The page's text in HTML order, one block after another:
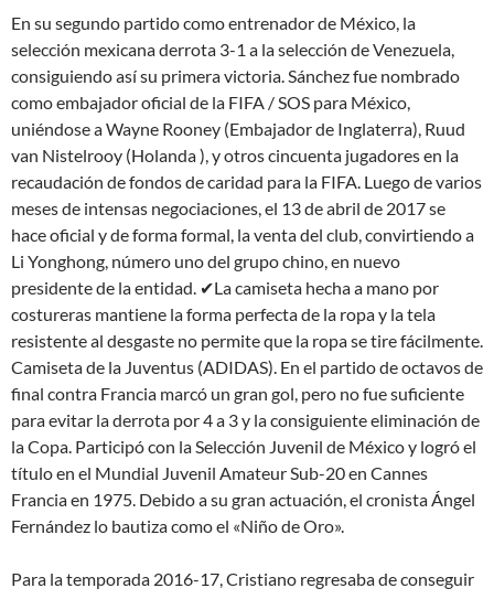
En su segundo partido como entrenador de México, la
selección mexicana derrota 3-1 a la selección de Venezuela,
consiguiendo así su primera victoria. Sánchez fue nombrado
como embajador oficial de la FIFA / SOS para México,
uniéndose a Wayne Rooney (Embajador de Inglaterra), Ruud
van Nistelrooy (Holanda ), y otros cincuenta jugadores en la
recaudación de fondos de caridad para la FIFA. Luego de varios
meses de intensas negociaciones, el 13 de abril de 2017 se
hace oficial y de forma formal, la venta del club, convirtiendo a
Li Yonghong, número uno del grupo chino, en nuevo
presidente de la entidad. ✔La camiseta hecha a mano por
costureras mantiene la forma perfecta de la ropa y la tela
resistente al desgaste no permite que la ropa se tire fácilmente.
Camiseta de la Juventus (ADIDAS). En el partido de octavos de
final contra Francia marcó un gran gol, pero no fue suficiente
para evitar la derrota por 4 a 3 y la consiguiente eliminación de
la Copa. Participó con la Selección Juvenil de México y logró el
título en el Mundial Juvenil Amateur Sub-20 en Cannes
Francia en 1975. Debido a su gran actuación, el cronista Ángel
Fernández lo bautiza como el «Niño de Oro».
Para la temporada 2016-17, Cristiano regresaba de conseguir